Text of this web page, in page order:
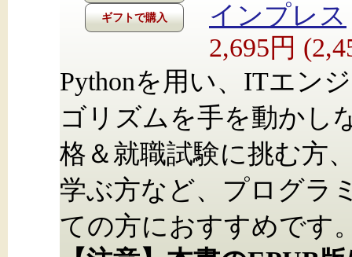
ギフトで購入
インプレス
2,695円
Pythonを用い、ITエン
ゴリズムを手を動かし
格＆就職試験に挑む方
学ぶ方など、プログラ
ての方におすすめです